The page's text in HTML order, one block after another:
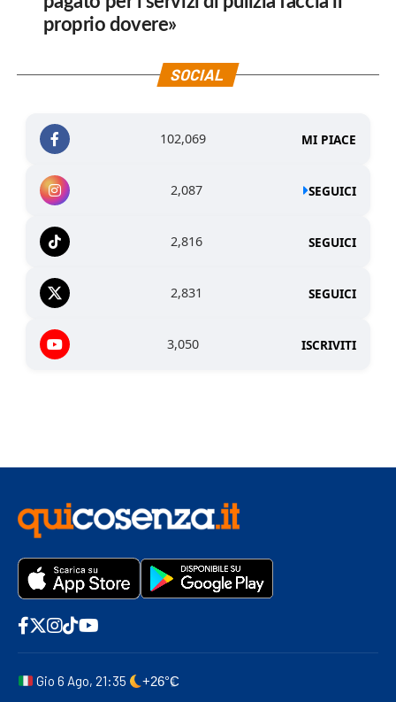
proprio dovere»
SOCIAL
102,069 MI PIACE
2,087 SEGUICI
2,816 SEGUICI
2,831 SEGUICI
3,050 ISCRIVITI
Gio 6 Ago, 21:35 +26°C